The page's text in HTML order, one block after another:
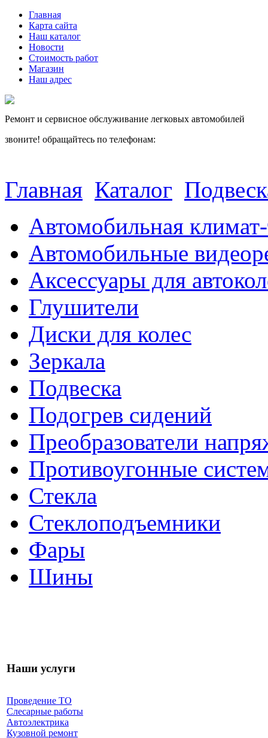
Главная
Карта сайта
Наш каталог
Новости
Стоимость работ
Магазин
Наш адрес
Ремонт и сервисное обслуживание легковых автомобилей
звоните! обращайтесь по телефонам:
Главная Каталог
Автомобильная
Автомобильные
Аксессуары для
Глушители
Диски для колес
Зеркала
Подвеска
Подогрев сидений
Преобразователи
Противоугонные
Стекла
Стеклоподъемники
Фары
Шины
Наши услуги
Проведение ТО
Слесарные работы
Автоэлектрика
Кузовной ремонт